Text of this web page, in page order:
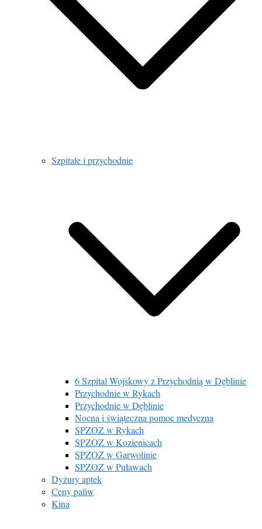
Szpitale i przychodnie
6 Szpital Wojskowy z Przychodnią w Dęblinie
Przychodnie w Rykach
Przychodnie w Dęblinie
Nocna i świąteczna pomoc medyczna
SPZOZ w Rykach
SPZOZ w Kozienicach
SPZOZ w Garwolinie
SPZOZ w Puławach
Dyżury aptek
Ceny paliw
Kina